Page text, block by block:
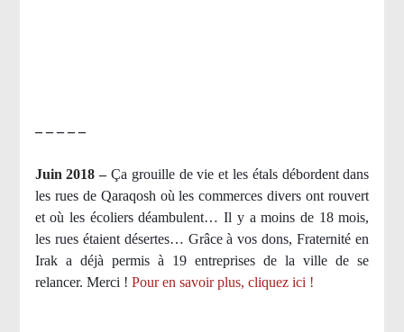
– – – – –
Juin 2018 – Ça grouille de vie et les étals débordent dans
les rues de Qaraqosh où les commerces divers ont rouvert
et où les écoliers déambulent… Il y a moins de 18 mois,
les rues étaient désertes… Grâce à vos dons, Fraternité en
Irak a déjà permis à 19 entreprises de la ville de se
relancer. Merci ! Pour en savoir plus, cliquez ici !